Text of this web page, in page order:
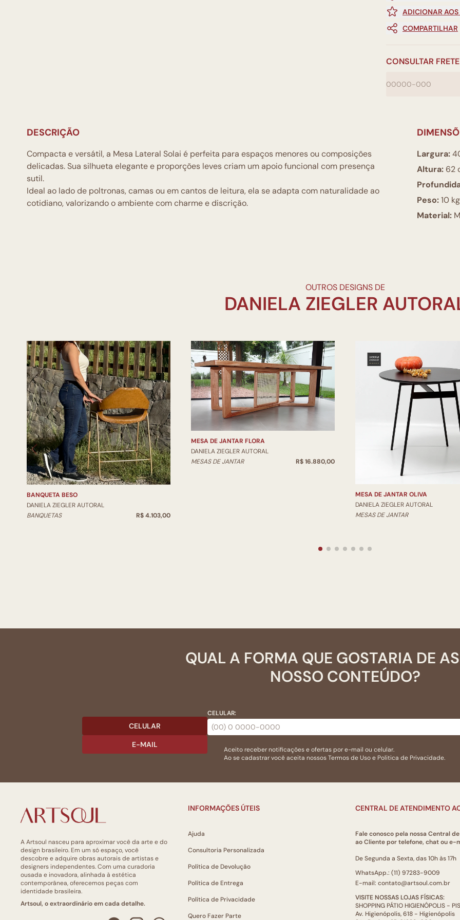
ADICIONAR AOS
COMPARTILHAR
CONSULTAR FRETE
DESCRIÇÃO
Compacta e versátil, a Mesa Lateral Solai é perfeita para espaços menores ou composições
delicadas. Sua silhueta elegante e proporções leves criam um apoio funcional com presença
sutil.
Ideal ao lado de poltronas, camas ou em cantos de leitura, ela se adapta com naturalidade ao
cotidiano, valorizando o ambiente com charme e discrição.
Largura:
Altura: 62
Peso:10 kg
Material:
OUTROS DESIGNS DE
BANQUETA BESO
DANIELA ZIEGLER AUTORAL
BANQUETAS
R$ 4.103,00
MESA DE JANTAR FLORA
DANIELA ZIEGLER AUTORAL
MESAS DE JANTAR
R$ 16.880,00
MESA DE JANTAR OLIVA
DANIELA ZIEGLER AUTORAL
MESAS DE JANTAR
QUAL A FORMA QUE GOSTARIA DE
NOSSO CONTEÚDO?
CELULAR
E-MAIL
CELULAR:
Aceito receber notificações e ofertas por e-mail ou celular.
Ao se cadastrar você aceita nossosTermos de Usoe Politica de Privacidade.
A Artsoul nasceu para aproximar você da arte e do
design brasileiro. Em um só espaço, você
descobre e adquire obras autorais de artistas e
designers independentes. Com uma curadoria
ousada e inovadora, alinhada à estética
contemporânea, oferecemos peças com
identidade brasileira.
Artsoul, o extraordinário em cada detalhe.
INFORMAÇÕES ÚTEIS
Ajuda
Consultoria Personalizada
Política de Devolução
Política de Entrega
Política de Privacidade
Quero Fazer Parte
CENTRAL DE ATENDIMENTO
Fale conosco pela nossa Central
ao Cliente por telefone, chat ou e-
De Segunda a Sexta, das 10h às 17h
WhatsApp.: (11) 97283-9009
E-mail: contato@artsoul.com.br
VISITE NOSSAS LOJAS FÍSICAS:
SHOPPING PÁTIO HIGIENÓPOLIS -
Av. Higienópolis, 618 - Higienópolis